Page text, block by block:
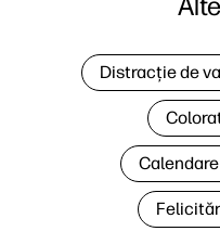
Distracție de